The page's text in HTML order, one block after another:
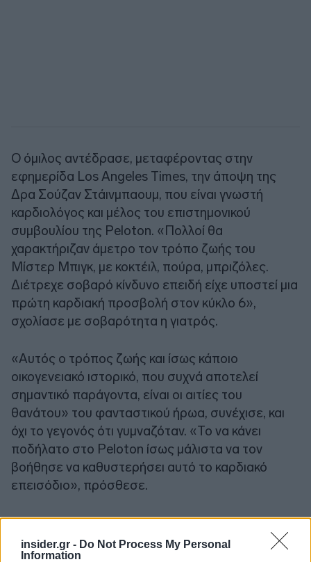
insider.gr - Do Not Process My Personal
Information
Ο όμιλος αντέδρασε, μεταφέροντας στην
εφημερίδα Los Angeles Times, την άποψη της
Δρα Σούζαν Στάινμπαουμ, που είναι γνωστή
καρδιολόγος και μέλος του επιστημονικού
συμβουλίου της Peloton. «Πολλοί θα
χαρακτήριζαν άμετρο τον τρόπο ζωής του
Μίστερ Μπιγκ, με κοκτέιλ, πούρα, μπριζόλες.
Διέτρεχε σοβαρό κίνδυνο επειδή είχε υποστεί μια
πρώτη καρδιακή προσβολή στον κύκλο 6»,
σχολίασε με σοβαρότητα η γιατρός.
«Αυτός ο τρόπος ζωής και ίσως κάποιο
οικογενειακό ιστορικό, που συχνά αποτελεί
σημαντικό παράγοντα, είναι οι αιτίες του
θανάτου» του φανταστικού ήρωα, συνέχισε, και
όχι το γεγονός ότι γυμναζόταν. «Το να κάνει
ποδήλατο στο Peloton ίσως μάλιστα να τον
βοήθησε να καθυστερήσει αυτό το καρδιακό
επεισόδιο», πρόσθεσε.
Με πληροφορίες από ΑΠΕ - ΜΠΕ